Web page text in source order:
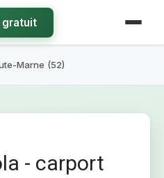
gratuit
Marne (52)
- carport